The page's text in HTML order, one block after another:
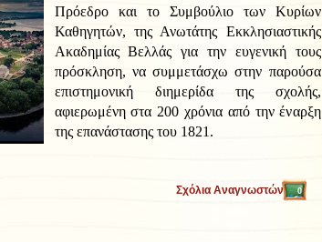
Πρόεδρο και το Συμβούλιο των Κυρίων
Καθηγητών, της Ανωτάτης Εκκλησιαστικής
Ακαδημίας Βελλάς για την ευγενική τους
πρόσκληση, να συμμετάσχω στην παρούσα
επιστημονική διημερίδα της σχολής,
αφιερωμένη στα 200 χρόνια από την έναρξη
της επανάστασης του 1821.
Σχόλια Αναγνωστών 0